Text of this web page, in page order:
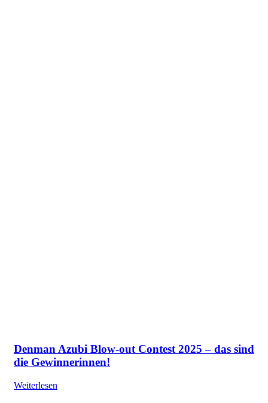
Denman Azubi Blow-out Contest 2025 – das sind
die Gewinnerinnen!
Weiterlesen